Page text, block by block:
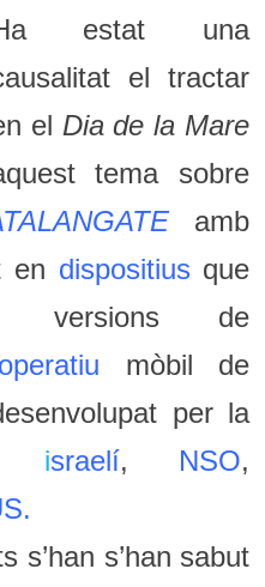
estat una
el tractar
el Dia de la Mare
tema sobre
amb
en dispositius que
versions de
mòbil de
per la
israelí, NSO,
.
s’han s’han sabut